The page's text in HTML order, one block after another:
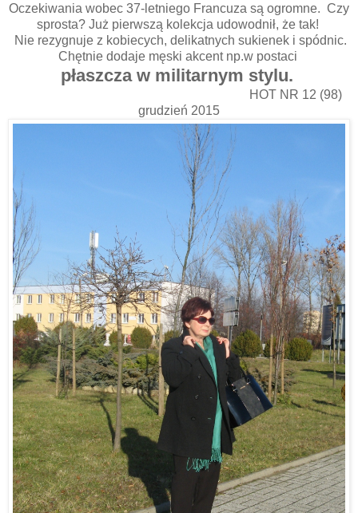
Oczekiwania wobec 37-letniego Francuza są ogromne. Czy
sprosta? Już pierwszą kolekcja udowodnił, że tak!
Nie rezygnuje z kobiecych, delikatnych sukienek i spódnic.
Chętnie dodaje męski akcent np.w postaci
płaszcza w militarnym stylu.
HOT NR 12 (98)
grudzień 2015